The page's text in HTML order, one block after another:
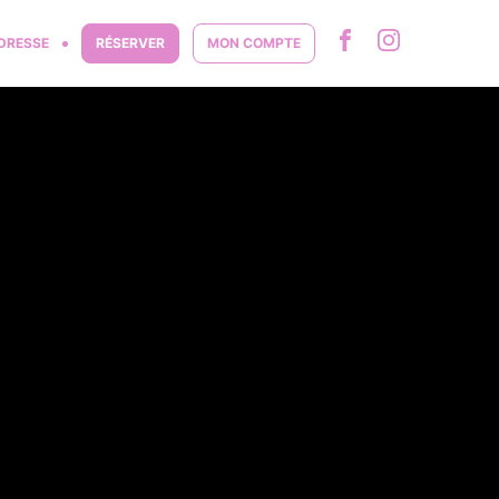
RÉSERVER MON COMPTE